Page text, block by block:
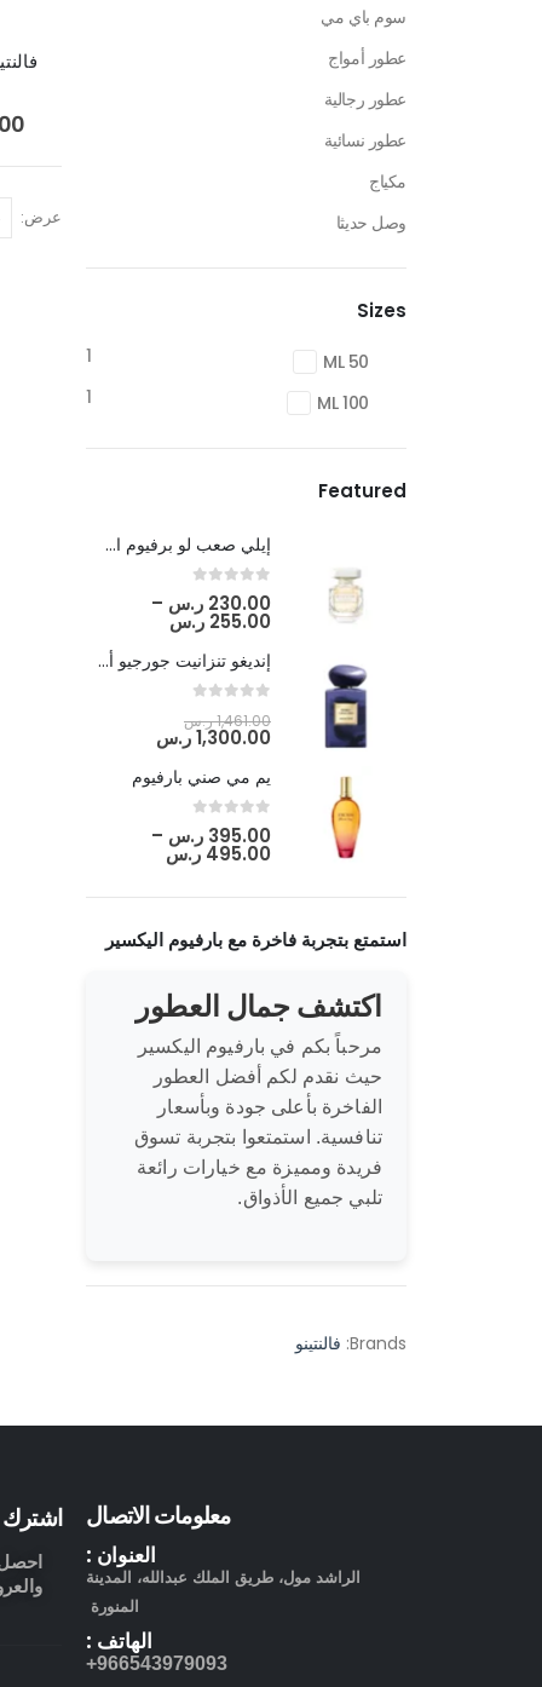
عرض:
سوم باي مي
عطور أمواج
عطور رجالية
عطور نسائية
مكياج
وصل حديثا
Sizes
50 ML
1
100 ML
1
Featured
إيلي صعب لو برفيوم ان وايت
0
out of 5
230.00 ر.س –
255.00 ر.س
إنديغو تنزانيت جورجيو أرماني
1,461.00ر.س
1,300.00ر.س
يم مي صني بارفيوم
0
out of 5
395.00 ر.س –
495.00 ر.س
استمتع بتجربة فاخرة مع بارفيوم اليكسير
اكتشف جمال العطور
مرحباً بكم في بارفيوم اليكسير
حيث نقدم لكم أفضل العطور
الفاخرة بأعلى جودة وبأسعار
تنافسية. استمتعوا بتجربة تسوق
فريدة ومميزة مع خيارات رائعة
تلبي جميع الأذواق.
Brands: فالنتينو
معلومات الاتصال
العنوان :
الراشد مول، طريق الملك عبدالله، المدينة
المنورة
الهاتف :
966543979093+
اشترك
احصل